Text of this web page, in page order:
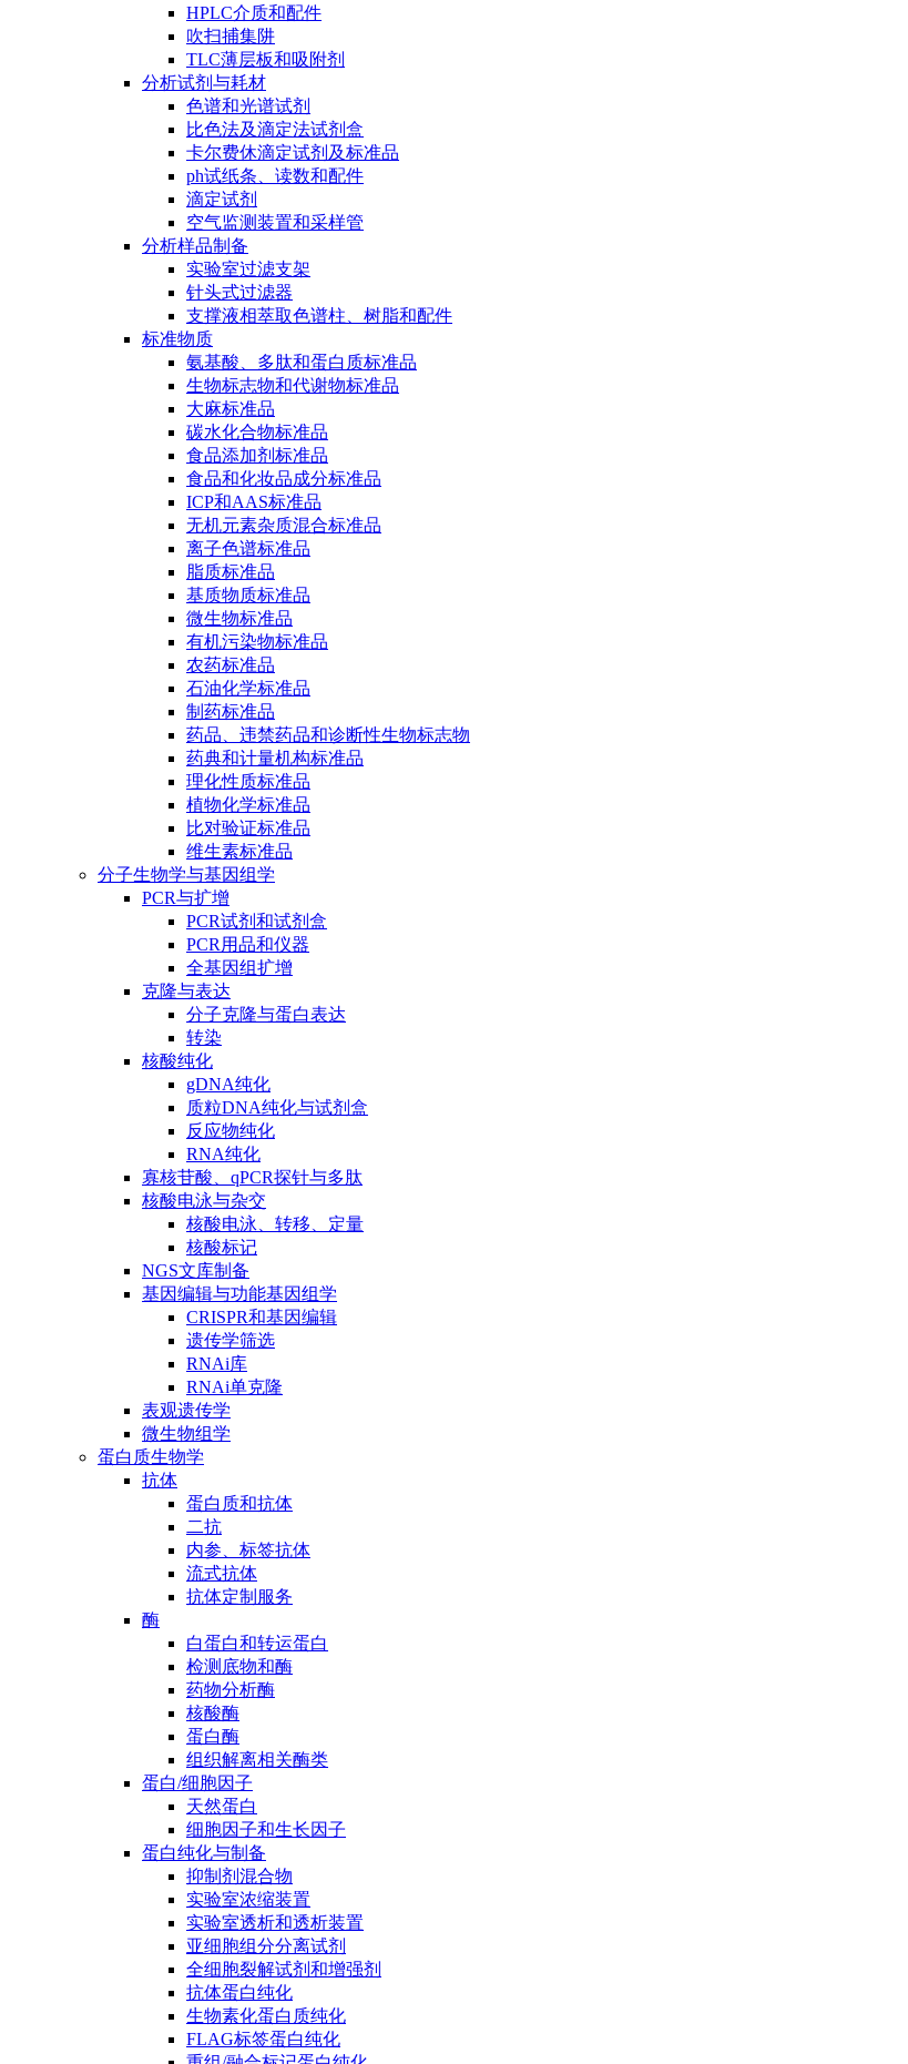
HPLC介质和配件
吹扫捕集阱
TLC薄层板和吸附剂
分析试剂与耗材
色谱和光谱试剂
比色法及滴定法试剂盒
卡尔费休滴定试剂及标准品
ph试纸条、读数和配件
滴定试剂
空气监测装置和采样管
分析样品制备
实验室过滤支架
针头式过滤器
支撑液相萃取色谱柱、树脂和配件
标准物质
氨基酸、多肽和蛋白质标准品
生物标志物和代谢物标准品
大麻标准品
碳水化合物标准品
食品添加剂标准品
食品和化妆品成分标准品
ICP和AAS标准品
无机元素杂质混合标准品
离子色谱标准品
脂质标准品
基质物质标准品
微生物标准品
有机污染物标准品
农药标准品
石油化学标准品
制药标准品
药品、违禁药品和诊断性生物标志物
药典和计量机构标准品
理化性质标准品
植物化学标准品
比对验证标准品
维生素标准品
分子生物学与基因组学
PCR与扩增
PCR试剂和试剂盒
PCR用品和仪器
全基因组扩增
克隆与表达
分子克隆与蛋白表达
转染
核酸纯化
gDNA纯化
质粒DNA纯化与试剂盒
反应物纯化
RNA纯化
寡核苷酸、qPCR探针与多肽
核酸电泳与杂交
核酸电泳、转移、定量
核酸标记
NGS文库制备
基因编辑与功能基因组学
CRISPR和基因编辑
遗传学筛选
RNAi库
RNAi单克隆
表观遗传学
微生物组学
蛋白质生物学
抗体
蛋白质和抗体
二抗
内参、标签抗体
流式抗体
抗体定制服务
酶
白蛋白和转运蛋白
检测底物和酶
药物分析酶
核酸酶
蛋白酶
组织解离相关酶类
蛋白/细胞因子
天然蛋白
细胞因子和生长因子
蛋白纯化与制备
抑制剂混合物
实验室浓缩装置
实验室透析和透析装置
亚细胞组分分离试剂
全细胞裂解试剂和增强剂
抗体蛋白纯化
生物素化蛋白质纯化
FLAG标签蛋白纯化